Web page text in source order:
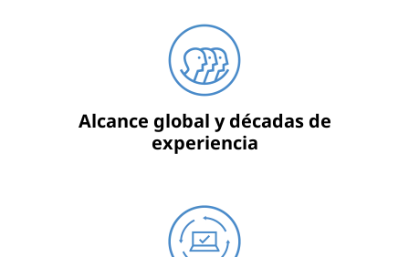
Alcance global y décadas de
experiencia